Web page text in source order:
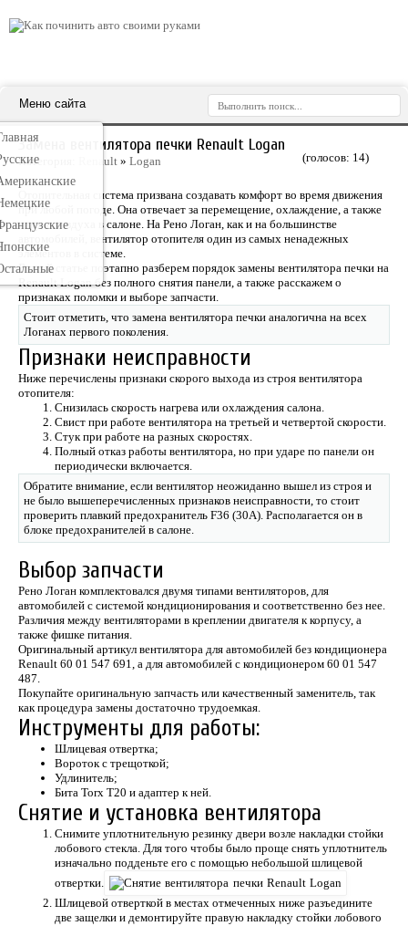
Меню сайта
(голосов: 14)
Замена вентилятора печки Renault Logan
Категория: Renault » Logan
Отопительная система призвана создавать комфорт во время движения
при любой погоде. Она отвечает за перемещение, охлаждение, а также
нагрев воздуха в салоне. На Рено Логан, как и на большинстве
автомобилей, вентилятор отопителя один из самых ненадежных
элементов в системе.
В этой статье поэтапно разберем порядок замены вентилятора печки на
Renault Logan без полного снятия панели, а также расскажем о
признаках поломки и выборе запчасти.
Стоит отметить, что замена вентилятора печки аналогична на всех
Логанах первого поколения.
Признаки неисправности
Ниже перечислены признаки скорого выхода из строя вентилятора
отопителя:
Снизилась скорость нагрева или охлаждения салона.
Свист при работе вентилятора на третьей и четвертой скорости.
Стук при работе на разных скоростях.
Полный отказ работы вентилятора, но при ударе по панели он
периодически включается.
Обратите внимание, если вентилятор неожиданно вышел из строя и
не было вышеперечисленных признаков неисправности, то стоит
проверить плавкий предохранитель F36 (30А). Располагается он в
блоке предохранителей в салоне.
Выбор запчасти
Рено Логан комплектовался двумя типами вентиляторов, для
автомобилей с системой кондиционирования и соответственно без нее.
Различия между вентиляторами в креплении двигателя к корпусу, а
также фишке питания.
Оригинальный артикул вентилятора для автомобилей без кондиционера
Renault 60 01 547 691, а для автомобилей с кондиционером 60 01 547
487.
Покупайте оригинальную запчасть или качественный заменитель, так
как процедура замены достаточно трудоемкая.
Инструменты для работы:
Шлицевая отвертка;
Вороток с трещоткой;
Удлинитель;
Бита Torx T20 и адаптер к ней.
Снятие и установка вентилятора
Снимите уплотнительную резинку двери возле накладки стойки
лобового стекла. Для того чтобы было проще снять уплотнитель
изначально подденьте его с помощью небольшой шлицевой
отвертки.
Шлицевой отверткой в местах отмеченных ниже разъедините
две защелки и демонтируйте правую накладку стойки лобового